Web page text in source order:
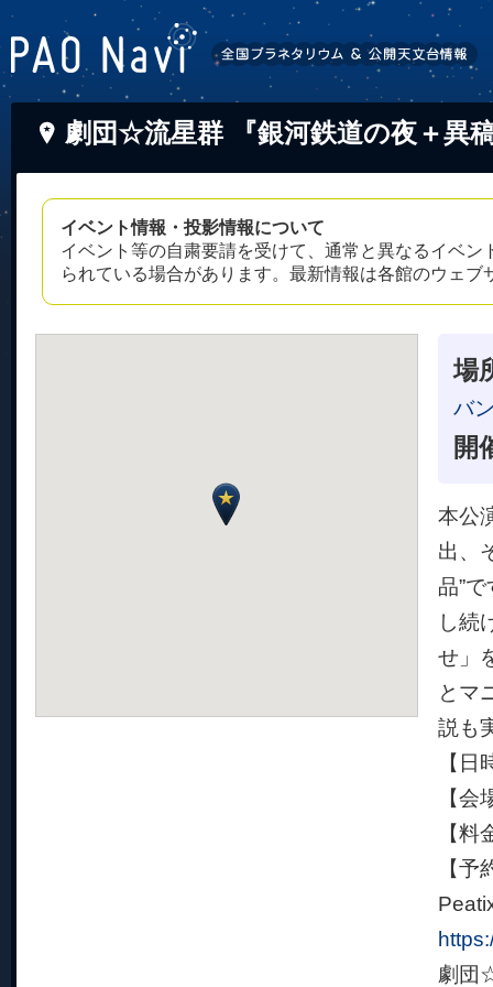
劇団☆流星群 『銀河鉄道の夜＋異
イベント情報・投影情報について
イベント等の自粛要請を受けて、通常と異なるイベ
られている場合があります。最新情報は各館のウェ
場
バ
開
本公
出、
品”
し続
せ」
とマ
説も
【
【
【
【予
劇団